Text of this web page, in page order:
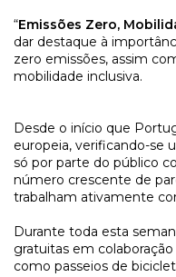
“Emissões Zero,
dar destaque à
zero emissões, assim
mobilidade inclusiva.
Desde o início que
europeia, verificando-se
só por parte do público
número crescente de
trabalham ativamente
Durante toda esta
gratuitas em
como passeios de